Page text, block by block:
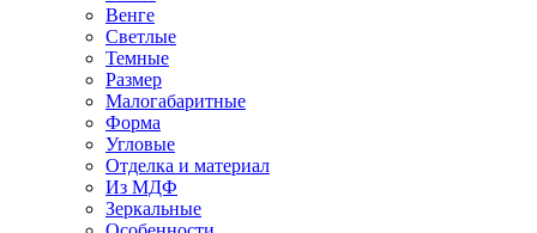
Венге
Светлые
Темные
Размер
Малогабаритные
Форма
Угловые
Отделка и материал
Из МДФ
Зеркальные